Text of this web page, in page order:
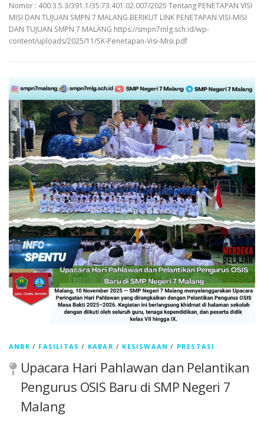
Nomor : 400.3.5.3/391.1/35.73.401.02.007/2025 Tentang PENETAPAN VISI
MISI DAN TUJUAN SMPN 7 MALANG BERIKUT LINK PENETAPAN VISI-MISI
DAN TUJUAN SMPN 7 MALANG https://smpn7mlg.sch.id/wp-
content/uploads/2025/11/SK-Penetapan-Visi-Misi.pdf
ANBK / FASILITAS / KABAR / KESISWAAN / PRESTASI
Upacara Hari Pahlawan dan Pelantikan
Pengurus OSIS Baru di SMP Negeri 7
Malang